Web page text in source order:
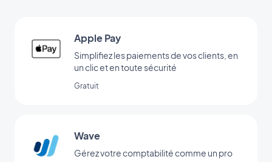
Apple Pay
Simplifiez les paiements de vos clients, en
un clic et en toute sécurité
Gratuit
Wave
Gérez votre comptabilité comme un pro